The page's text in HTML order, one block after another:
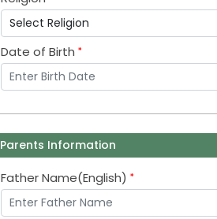
Date of Birth
Parents Information
Father Name(English)